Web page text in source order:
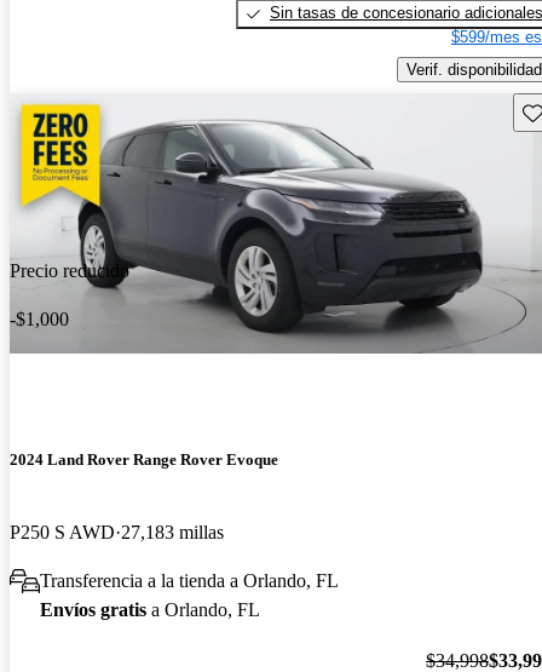
Sin tasas de concesionario adicionales
$599/mes
Verif. disponibilidad
Precio reducido
-$1,000
2024 Land Rover Range Rover Evoque
P250 S AWD 27,183 millas
Transferencia a la tienda a Orlando, FL
Envíos gratis a Orlando, FL
$34,998